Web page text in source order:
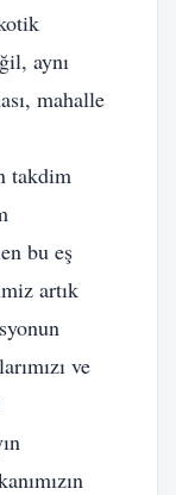
aynı
mahalle
takdim
bu eş
artık
ve